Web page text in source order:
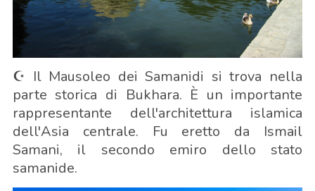
☪️ Il Mausoleo dei Samanidi si trova nella
parte storica di Bukhara. È un importante
rappresentante dell'architettura islamica
dell'Asia centrale. Fu eretto da Ismail
Samani, il secondo emiro dello stato
samanide.